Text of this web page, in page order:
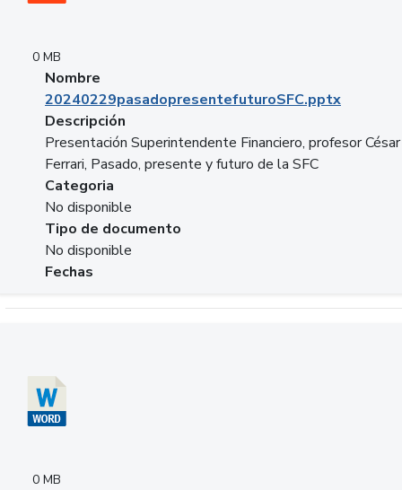
0 MB
Nombre
20240229pasadopresentefuturoSFC.pptx
Descripción
Presentación Superintendente Financiero, profesor César
Ferrari, Pasado, presente y futuro de la SFC
Categoria
No disponible
Tipo de documento
No disponible
Fechas
0 MB